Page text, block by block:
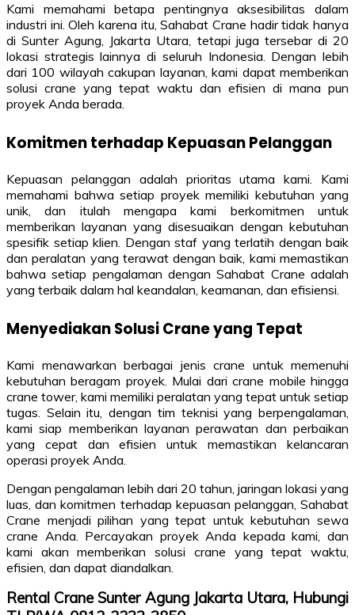
Kami memahami betapa pentingnya aksesibilitas dalam
industri ini. Oleh karena itu, Sahabat Crane hadir tidak hanya
di Sunter Agung, Jakarta Utara, tetapi juga tersebar di 20
lokasi strategis lainnya di seluruh Indonesia. Dengan lebih
dari 100 wilayah cakupan layanan, kami dapat memberikan
solusi crane yang tepat waktu dan efisien di mana pun
proyek Anda berada.
Komitmen terhadap Kepuasan Pelanggan
Kepuasan pelanggan adalah prioritas utama kami. Kami
memahami bahwa setiap proyek memiliki kebutuhan yang
unik, dan itulah mengapa kami berkomitmen untuk
memberikan layanan yang disesuaikan dengan kebutuhan
spesifik setiap klien. Dengan staf yang terlatih dengan baik
dan peralatan yang terawat dengan baik, kami memastikan
bahwa setiap pengalaman dengan Sahabat Crane adalah
yang terbaik dalam hal keandalan, keamanan, dan efisiensi.
Menyediakan Solusi Crane yang Tepat
Kami menawarkan berbagai jenis crane untuk memenuhi
kebutuhan beragam proyek. Mulai dari crane mobile hingga
crane tower, kami memiliki peralatan yang tepat untuk setiap
tugas. Selain itu, dengan tim teknisi yang berpengalaman,
kami siap memberikan layanan perawatan dan perbaikan
yang cepat dan efisien untuk memastikan kelancaran
operasi proyek Anda.
Dengan pengalaman lebih dari 20 tahun, jaringan lokasi yang
luas, dan komitmen terhadap kepuasan pelanggan, Sahabat
Crane menjadi pilihan yang tepat untuk kebutuhan sewa
crane Anda. Percayakan proyek Anda kepada kami, dan
kami akan memberikan solusi crane yang tepat waktu,
efisien, dan dapat diandalkan.
Rental Crane Sunter Agung Jakarta Utara, Hubungi